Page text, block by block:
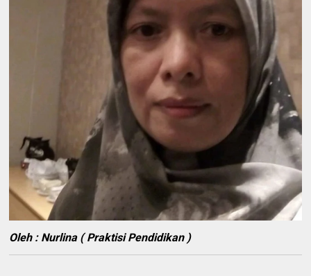
Oleh : Nurlina ( Praktisi Pendidikan )